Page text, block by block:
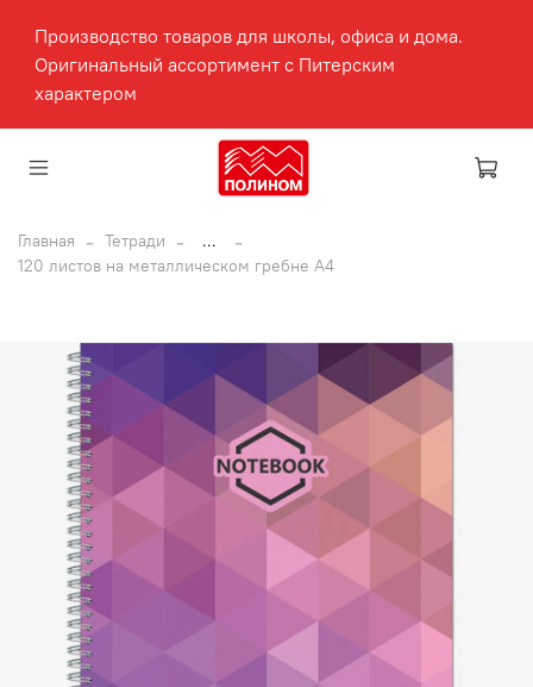
Производство товаров для школы, офиса и дома.
Оригинальный ассортимент с Питерским
характером
Главная Тетради
...
120 листов на металлическом гребне А4